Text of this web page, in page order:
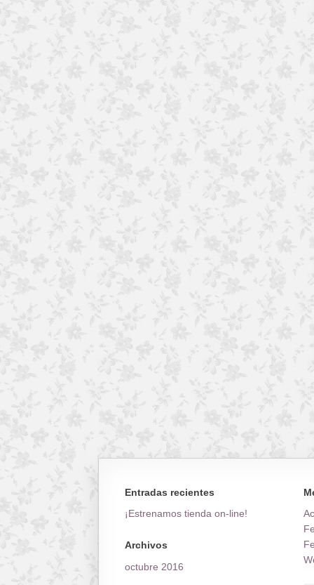
Entradas recientes
¡Estrenamos tienda on-line!
Archivos
octubre 2016